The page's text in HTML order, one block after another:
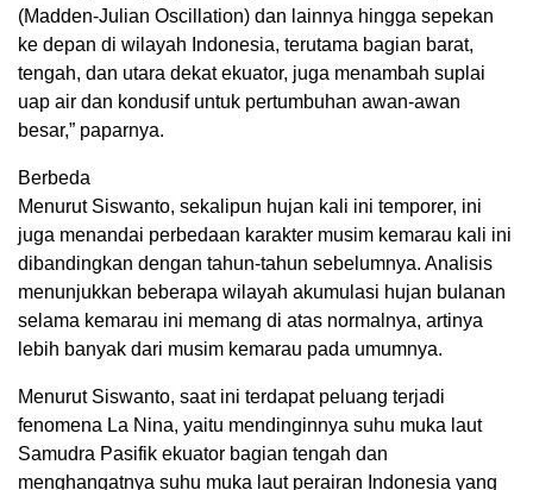
(Madden-Julian Oscillation) dan lainnya hingga sepekan
ke depan di wilayah Indonesia, terutama bagian barat,
tengah, dan utara dekat ekuator, juga menambah suplai
uap air dan kondusif untuk pertumbuhan awan-awan
besar,” paparnya.
Berbeda
Menurut Siswanto, sekalipun hujan kali ini temporer, ini
juga menandai perbedaan karakter musim kemarau kali ini
dibandingkan dengan tahun-tahun sebelumnya. Analisis
menunjukkan beberapa wilayah akumulasi hujan bulanan
selama kemarau ini memang di atas normalnya, artinya
lebih banyak dari musim kemarau pada umumnya.
Menurut Siswanto, saat ini terdapat peluang terjadi
fenomena La Nina, yaitu mendinginnya suhu muka laut
Samudra Pasifik ekuator bagian tengah dan
menghangatnya suhu muka laut perairan Indonesia yang